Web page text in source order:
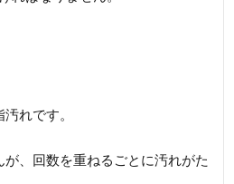
れです。
、回数を重ねるごとに汚れがた